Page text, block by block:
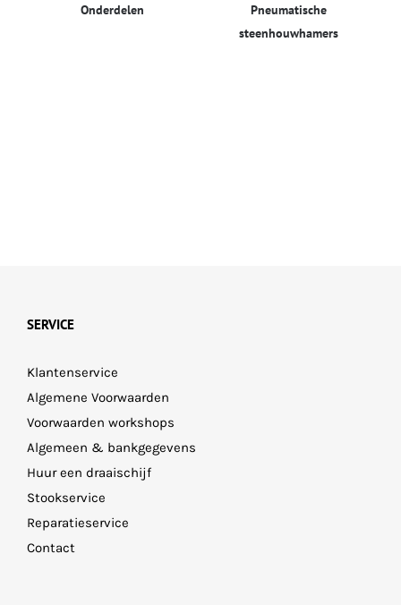
Onderdelen
Pneumatische
steenhouwhamers
SERVICE
Klantenservice
Algemene Voorwaarden
Voorwaarden workshops
Algemeen & bankgegevens
Huur een draaischijf
Stookservice
Reparatieservice
Contact